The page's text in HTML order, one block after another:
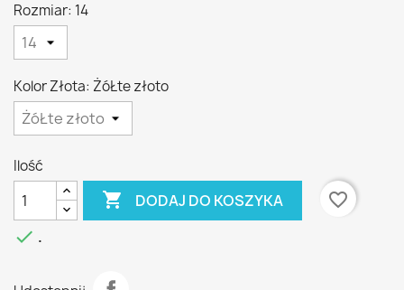
Rozmiar: 14
Kolor Złota: ŻóŁte złoto
Ilość
 DODAJ DO KOSZYKA
favorite_border
 .